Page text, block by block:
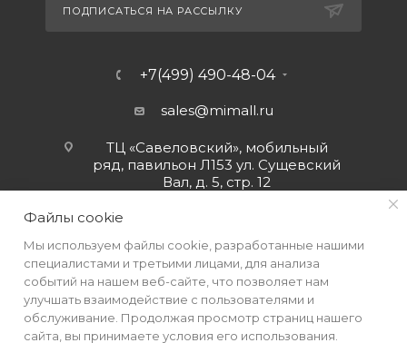
ПОДПИСАТЬСЯ НА РАССЫЛКУ
+7(499) 490-48-04
sales@mimall.ru
ТЦ «Савеловский», мобильный
ряд, павильон Л153 ул. Сущевский
Вал, д. 5, стр. 12
Файлы cookie
Мы используем файлы cookie, разработанные нашими
специалистами и третьими лицами, для анализа
событий на нашем веб-сайте, что позволяет нам
улучшать взаимодействие с пользователями и
обслуживание. Продолжая просмотр страниц нашего
сайта, вы принимаете условия его использования.